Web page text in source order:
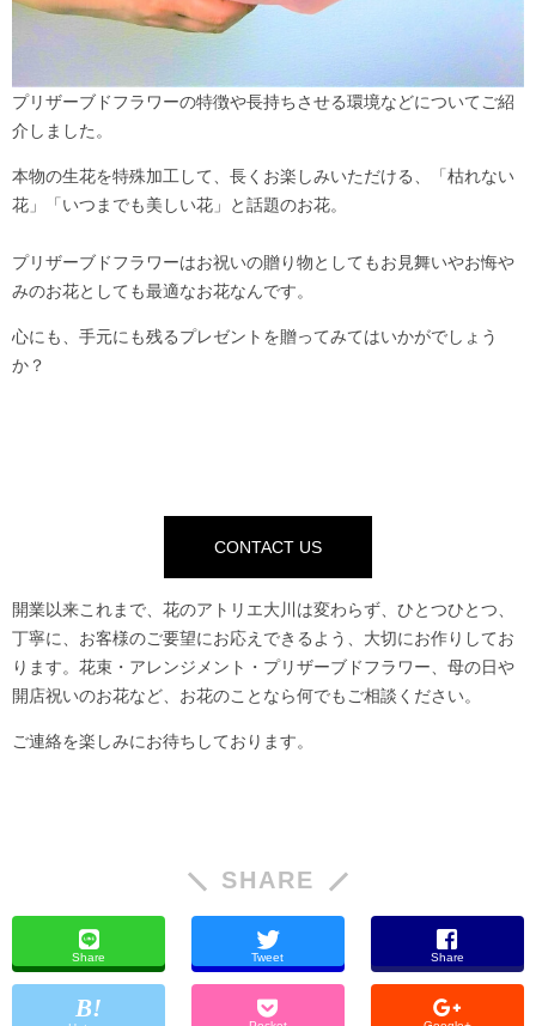
プリザーブドフラワーの特徴や長持ちさせる環境などについてご紹
介しました。
本物の生花を特殊加工して、長くお楽しみいただける、「枯れない
花」「いつまでも美しい花」と話題のお花。
プリザーブドフラワーはお祝いの贈り物としてもお見舞いやお悔や
みのお花としても最適なお花なんです。
心にも、手元にも残るプレゼントを贈ってみてはいかがでしょう
か？
CONTACT US
開業以来これまで、花のアトリエ大川は変わらず、ひとつひとつ、
丁寧に、お客様のご要望にお応えできるよう、大切にお作りしてお
ります。花束・アレンジメント・プリザーブドフラワー、母の日や
開店祝いのお花など、お花のことなら何でもご相談ください。
ご連絡を楽しみにお待ちしております。
SHARE
Share Tweet Share